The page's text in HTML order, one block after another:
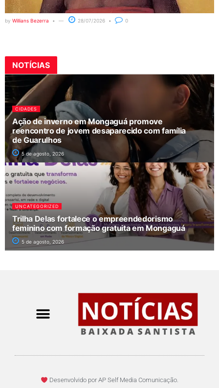
by Willians Bezerra 28/07/2026 0
NOTÍCIAS
CIDADES
Ação de inverno em Mongaguá promove
reencontro de jovem desaparecido com família
de Guarulhos
5 de agosto, 2026
UNCATEGORIZED
Trilha Delas fortalece o empreendedorismo
feminino com formação gratuita em Mongaguá
5 de agosto, 2026
Desenvolvido por AP Self Media Comunicação.